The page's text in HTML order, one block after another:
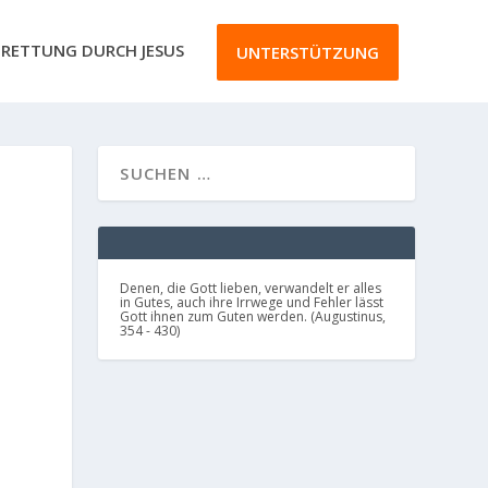
RETTUNG DURCH JESUS UNTERSTÜTZUNG
Denen, die Gott lieben, verwandelt er alles
in Gutes, auch ihre Irrwege und Fehler lässt
Gott ihnen zum Guten werden. (Augustinus,
354 - 430)